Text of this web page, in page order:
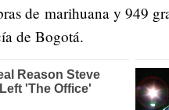
de marihuana y 949
de Bogotá.